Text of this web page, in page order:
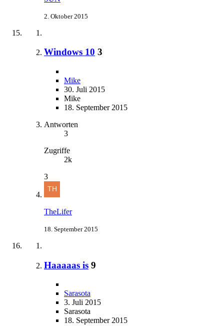
2. Oktober 2015
Windows 10 3
Mike
30. Juli 2015
Mike
18. September 2015
Antworten
3
Zugriffe
2k
3
TheLifer
18. September 2015
Haaaaas is 9
Sarasota
3. Juli 2015
Sarasota
18. September 2015